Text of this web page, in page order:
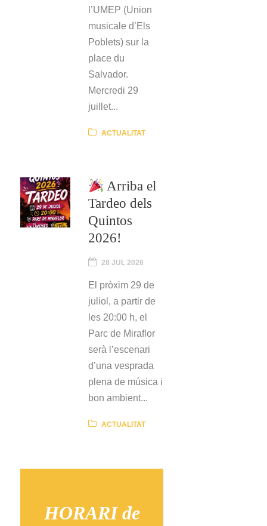
l’UMEP (Union
musicale d’Els
Poblets) sur la
place du
Salvador.
Mercredi 29
juillet...
ACTUALITAT
Arriba el
Tardeo dels
Quintos
2026!
28 JUL 2026
El pròxim 29 de
juliol, a partir de
les 20:00 h, el
Parc de Miraflor
serà l’escenari
d’una vesprada
plena de música i
bon ambient...
ACTUALITAT
HORARI de